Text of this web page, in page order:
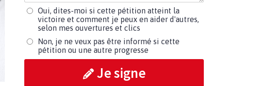
Oui, dites-moi si cette pétition atteint la
victoire et comment je peux en aider d'autres,
selon mes ouvertures et clics
Non, je ne veux pas être informé si cette
pétition ou une autre progresse
Je signe